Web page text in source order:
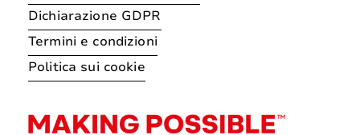
Dichiarazione GDPR
Termini e condizioni
Politica sui cookie